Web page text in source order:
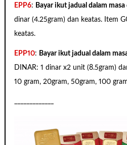
EPP6: Bayar ikut jadual dalam masa
dinar (4.25gram) dan keatas. Item
keatas.
EPP10: Bayar ikut jadual dalam
DINAR: 1 dinar x2 unit (8.5gram)
10 gram, 20gram, 50gram, 100